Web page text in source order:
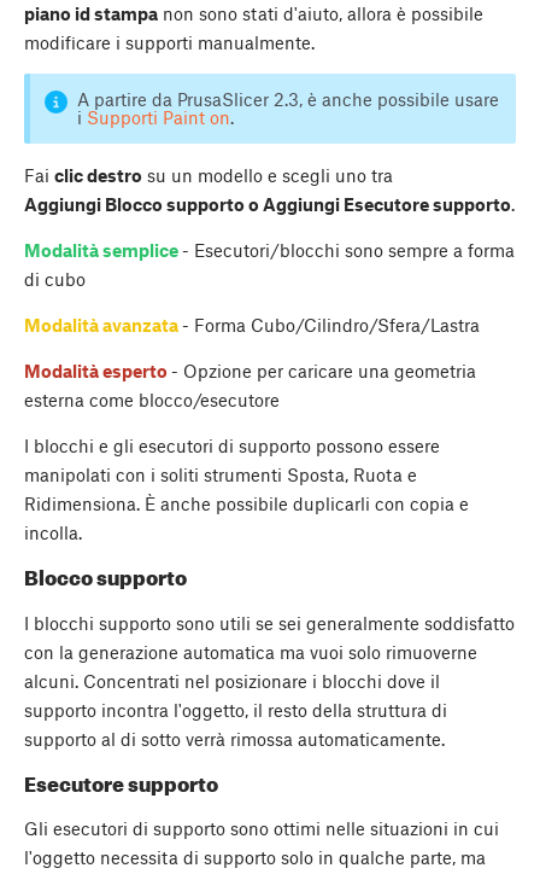
piano id stampa non sono stati d'aiuto, allora è possibile
modificare i supporti manualmente.
A partire da PrusaSlicer 2.3, è anche possibile usare
i Supporti Paint on.
Fai clic destro su un modello e scegli uno tra
Aggiungi Blocco supporto o Aggiungi Esecutore supporto.
Modalità semplice- Esecutori/blocchi sono sempre a forma
di cubo
Modalità avanzata- Forma Cubo/Cilindro/Sfera/Lastra
Modalità esperto - Opzione per caricare una geometria
esterna come blocco/esecutore
I blocchi e gli esecutori di supporto possono essere
manipolati con i soliti strumenti Sposta, Ruota e
Ridimensiona. È anche possibile duplicarli con copia e
incolla.
Blocco supporto
I blocchi supporto sono utili se sei generalmente soddisfatto
con la generazione automatica ma vuoi solo rimuoverne
alcuni. Concentrati nel posizionare i blocchi dove il
supporto incontra l'oggetto, il resto della struttura di
supporto al di sotto verrà rimossa automaticamente.
Esecutore supporto
Gli esecutori di supporto sono ottimi nelle situazioni in cui
l'oggetto necessita di supporto solo in qualche parte, ma